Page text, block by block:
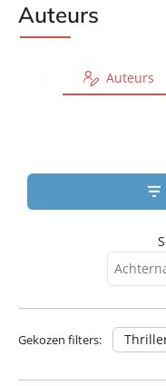
Veilig
betalen
Auteurs
Auteurs
Gekozen filters: